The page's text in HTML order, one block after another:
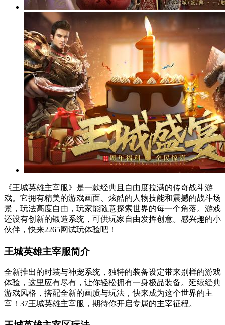
《王城英雄主宰服》是一款经典且自由度拉满的传奇战斗游
戏。它拥有精美的游戏画面、炫酷的人物技能和震撼的战斗场
景，玩法高度自由，玩家能随意探索世界的每一个角落。游戏
还设有创新的锻造系统，可供玩家自由发挥创意。感兴趣的小
伙伴，快来2265网试玩体验吧！
王城英雄主宰服简介
全新推出的时装与神宠系统，独特的装备设定带来别样的游戏
体验，这里应有尽有，让你轻松拥有一身极品装备。延续经典
游戏风格，搭配全新的画质与玩法，快来成为这个世界的主
宰！37王城英雄主宰服，期待你开启专属的主宰征程。